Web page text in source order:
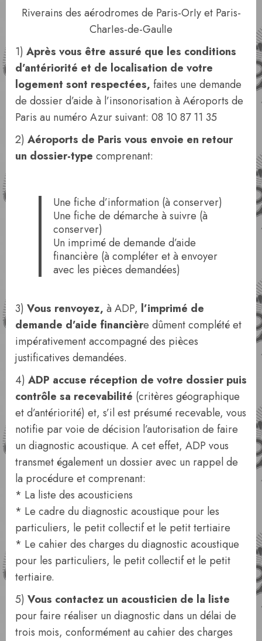
Riverains des aérodromes de Paris-OrIy et Paris-
CharIes-de-GaulIe
1) Après vous être assuré que les conditions
d’antériorité et de localisation de votre
logement sont respectées, faites une demande
de dossier d’aide à l’insonorisation à Aéroports de
Paris au numéro Azur suivant: 08 10 87 11 35
2) Aéroports de Paris vous envoie en retour
un dossier-type comprenant:
Une fiche d’information (à conserver)
Une fiche de démarche à suivre (à
conserver)
Un imprimé de demande d’aide
financière (à compléter et à envoyer
avec les pièces demandées)
3) Vous renvoyez, à ADP, l’imprimé de
demande d’aide financière dûment complété et
impérativement accompagné des pièces
justificatives demandées.
4) ADP accuse réception de votre dossier puis
contrôle sa recevabilité (critères géographique
et d’antériorité) et, s’il est présumé recevable, vous
notifie par voie de décision l’autorisation de faire
un diagnostic acoustique. A cet effet, ADP vous
transmet également un dossier avec un rappel de
la procédure et comprenant:
* La liste des acousticiens
* Le cadre du diagnostic acoustique pour les
particuliers, le petit collectif et le petit tertiaire
* Le cahier des charges du diagnostic acoustique
pour les particuliers, le petit collectif et le petit
tertiaire.
5) Vous contactez un acousticien de la liste
pour faire réaliser un diagnostic dans un délai de
trois mois, conformément au cahier des charges